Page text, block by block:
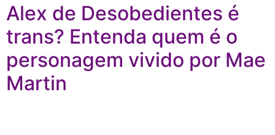
Alex de Desobedientes é
trans? Entenda quem é o
personagem vivido por Mae
Martin